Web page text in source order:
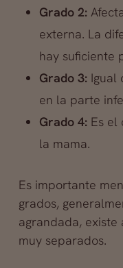
Grado 2:
externa. La
hay suficiente
Grado 3: Igual
en la parte
Grado 4: Es el
la mama.
Es importante
grados,
agrandada, existe
muy separados.